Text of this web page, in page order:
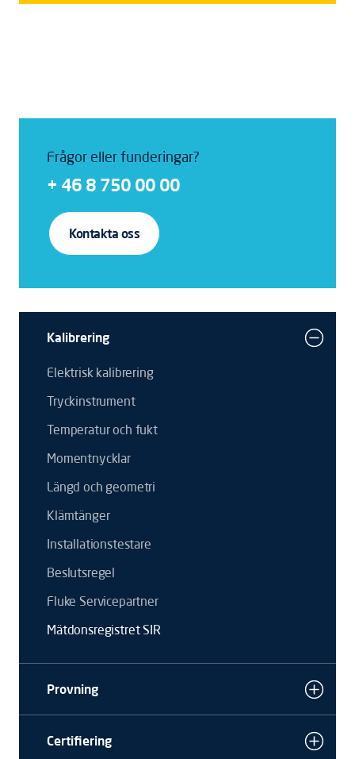
Frågor eller funderingar?
+ 46 8 750 00 00
Kontakta oss
Kalibrering
Elektrisk kalibrering
Tryckinstrument
Temperatur och fukt
Momentnycklar
Längd och geometri
Klämtänger
Installationstestare
Beslutsregel
Fluke Servicepartner
Mätdonsregistret SIR
Provning
Certifiering